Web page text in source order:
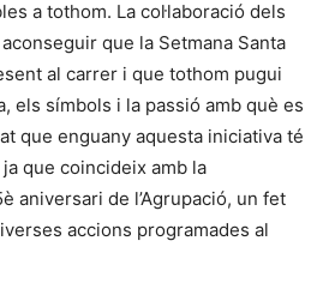
a tothom. La col·laboració dels
que la Setmana Santa
al carrer i que tothom pugui
els símbols i la passió amb què es
que enguany aquesta iniciativa té
que coincideix amb la
aniversari de l’Agrupació, un fet
accions programades al